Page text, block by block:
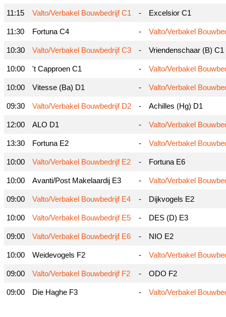
11:15 Valto/Verbakel Bouwbedrijf C1 - Excelsior C1
11:30 Fortuna C4 - Valto/Verbakel
10:30 Valto/Verbakel Bouwbedrijf C3 - Vriendenschaar (B) C1
10:00 't Capproen C1 - Valto/Verbakel
10:00 Vitesse (Ba) D1 - Valto/Verbakel
09:30 Valto/Verbakel Bouwbedrijf D2 - Achilles (Hg) D1
12:00 ALO D1 - Valto/Verbakel
13:30 Fortuna E2 - Valto/Verbakel
10:00 Valto/Verbakel Bouwbedrijf E2 - Fortuna E6
10:00 Avanti/Post Makelaardij E3 - Valto/Verbakel
09:00 Valto/Verbakel Bouwbedrijf E4 - Dijkvogels E2
10:00 Valto/Verbakel Bouwbedrijf E5 - DES (D) E3
09:00 Valto/Verbakel Bouwbedrijf E6 - NIO E2
10:00 Weidevogels F2 - Valto/Verbakel
09:00 Valto/Verbakel Bouwbedrijf F2 - ODO F2
09:00 Die Haghe F3 - Valto/Verbakel